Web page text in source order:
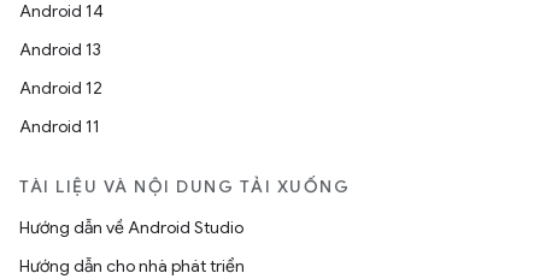
Android 14
Android 13
Android 12
Android 11
TÀI LIỆU VÀ NỘI DUNG TẢI XUỐNG
Hướng dẫn về Android Studio
Hướng dẫn cho nhà phát triển